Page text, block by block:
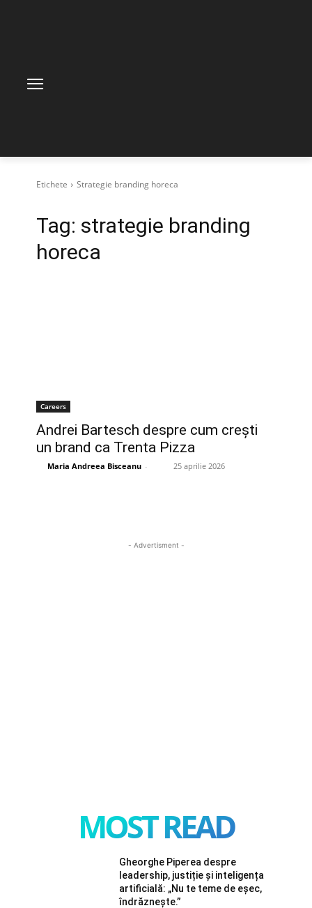
Etichete Strategie branding horeca
Tag: strategie branding
horeca
Careers
Andrei Bartesch despre cum crești
un brand ca Trenta Pizza
Maria Andreea Bisceanu - 25 aprilie 2026
- Advertisment -
MOST READ
Gheorghe Piperea despre
leadership, justiție și inteligența
artificială: „Nu te teme de eșec,
îndrăznește.”